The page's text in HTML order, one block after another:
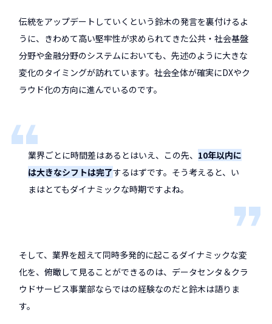
伝統をアップデートしていくという鈴木の発言を裏付けるよ
うに、きわめて高い堅牢性が求められてきた公共・社会基盤
分野や金融分野のシステムにおいても、先述のように大きな
変化のタイミングが訪れています。社会全体が確実にDXやク
ラウド化の方向に進んでいるのです。
業界ごとに時間差はあるとはいえ、この先、 10年以内に
は大きなシフトは完了するはずです。そう考えると、い
まはとてもダイナミックな時期ですよね。
そして、業界を超えて同時多発的に起こるダイナミックな変
化を、俯瞰して見ることができるのは、データセンタ＆クラ
ウドサービス事業部ならではの経験なのだと鈴木は語りま
す。